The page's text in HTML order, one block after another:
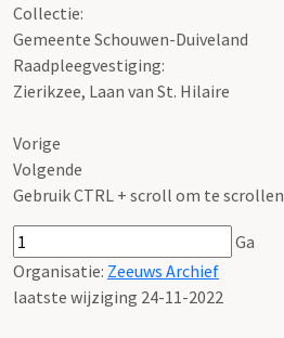
Collectie:
Gemeente Schouwen-Duiveland
Raadpleegvestiging:
Zierikzee, Laan van St. Hilaire
Vorige
Volgende
Gebruik CTRL + scroll om te scrollen
Ga
Organisatie: Zeeuws Archief
laatste wijziging 24-11-2022